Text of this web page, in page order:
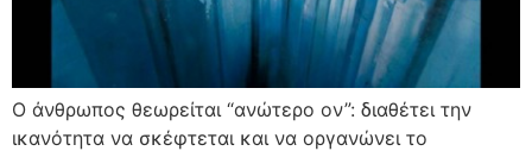
Ο άνθρωπος θεωρείται “ανώτερο ον”: διαθέτει την
ικανότητα να σκέφτεται και να οργανώνει το